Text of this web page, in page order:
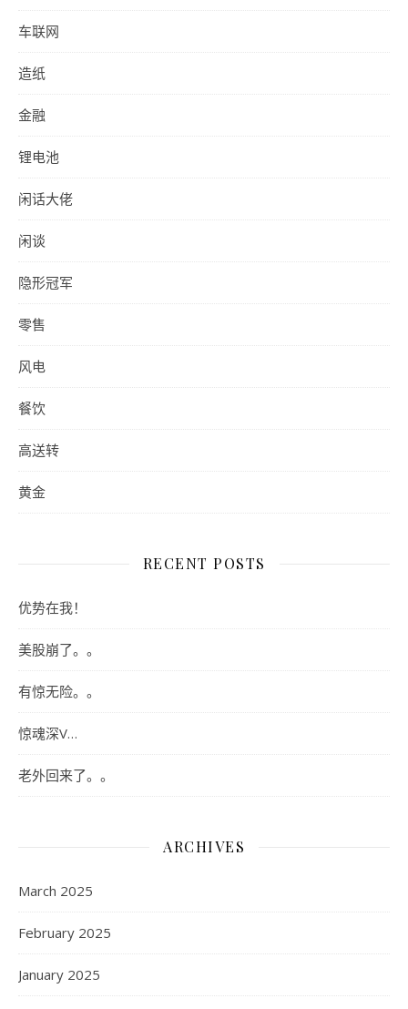
车联网
造纸
金融
锂电池
闲话大佬
闲谈
隐形冠军
零售
风电
餐饮
高送转
黄金
RECENT POSTS
优势在我！
美股崩了。。
有惊无险。。
惊魂深V…
老外回来了。。
ARCHIVES
March 2025
February 2025
January 2025